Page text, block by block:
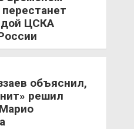
ЦСКА
объяснил,
решил